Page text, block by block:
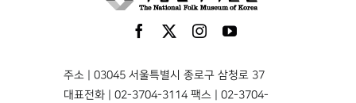
주소 | 03045 서울특별시 종로구 삼청로 37
대표전화 | 02-3704-3114 팩스 | 02-3704-